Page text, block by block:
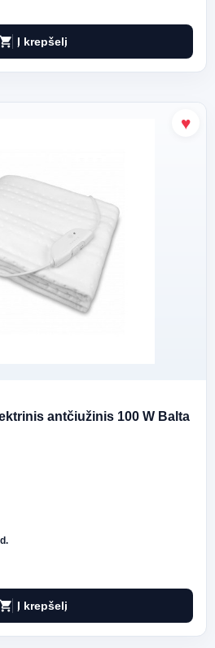
shopping_cart Į krepšelį
antčiužinis 100 W Balta
Į krepšelį